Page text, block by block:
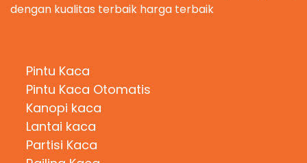
dengan kualitas terbaik harga terbaik
Pintu Kaca
Pintu Kaca Otomatis
Kanopi kaca
Lantai kaca
Partisi Kaca